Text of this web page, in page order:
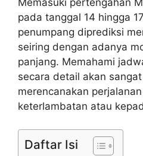
Memasuki pertengahan
pada tanggal 14 hingga
penumpang diprediksi
seiring dengan adanya
panjang. Memahami
secara detail akan
merencanakan
keterlambatan atau
Daftar Isi